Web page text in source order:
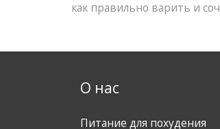
как правильно варить и
О нас
Питание для похудения